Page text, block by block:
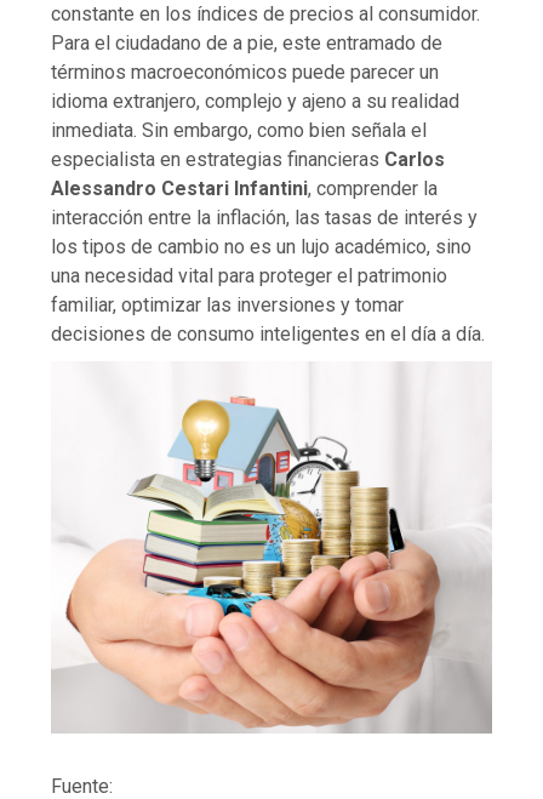
constante en los índices de precios al consumidor.
Para el ciudadano de a pie, este entramado de
términos macroeconómicos puede parecer un
idioma extranjero, complejo y ajeno a su realidad
inmediata. Sin embargo, como bien señala el
especialista en estrategias financieras Carlos
Alessandro Cestari Infantini, comprender la
interacción entre la inflación, las tasas de interés y
los tipos de cambio no es un lujo académico, sino
una necesidad vital para proteger el patrimonio
familiar, optimizar las inversiones y tomar
decisiones de consumo inteligentes en el día a día.
Fuente: